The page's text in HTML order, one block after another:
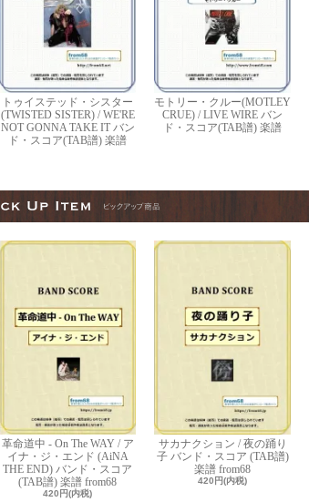
トゥイステッド・シスター
(TWISTED SISTER) / WE'RE
NOT GONNA TAKE IT バン
ド・スコア(TAB譜) 楽譜
モトリー・クルー(MOTLEY
CRUE) / LIVE WIRE バン
ド・スコア(TAB譜) 楽譜
革命道中 - On The WAY / ア
イナ・ジ・エンド (AiNA
THE END) バンド・スコア
(TAB譜) 楽譜 from68
420円(内税)
サカナクション / 夜の踊り
子 バンド・スコア (TAB譜)
楽譜 from68
420円(内税)